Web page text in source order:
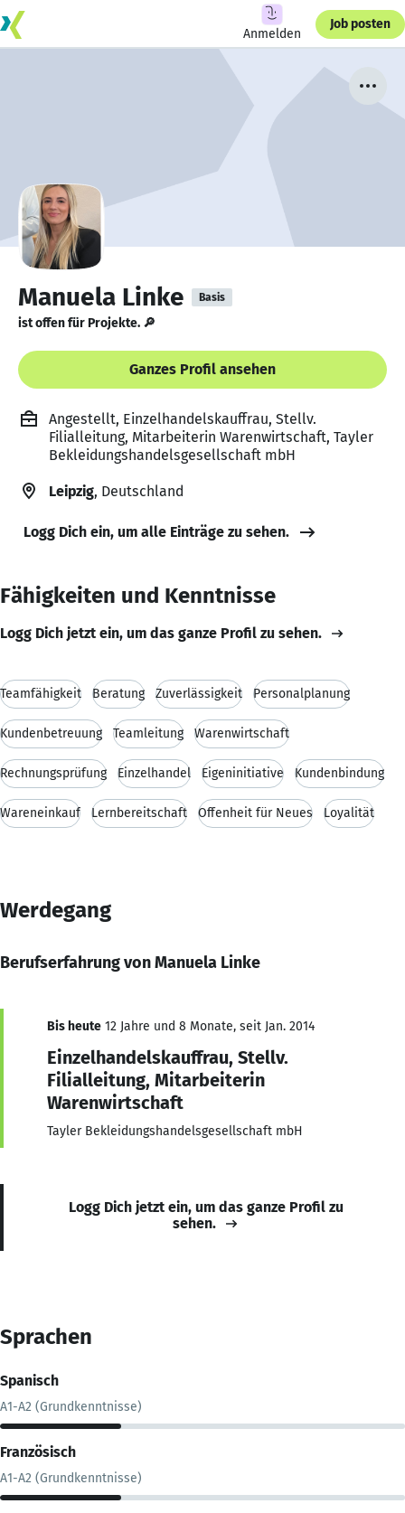
Anmelden
Job posten
Manuela Linke Basis
ist offen für Projekte. 🔎
Ganzes Profil ansehen
Angestellt, Einzelhandelskauffrau, Stellv.
Filialleitung, Mitarbeiterin Warenwirtschaft, Tayler
Bekleidungshandelsgesellschaft mbH
Leipzig, Deutschland
Logg Dich ein, um alle Einträge zu sehen.
Fähigkeiten und Kenntnisse
Logg Dich jetzt ein, um das ganze Profil zu sehen.
Teamfähigkeit Beratung Zuverlässigkeit Personalplanung
Kundenbetreuung Teamleitung Warenwirtschaft
Rechnungsprüfung Einzelhandel Eigeninitiative Kundenbindung
Wareneinkauf Lernbereitschaft Offenheit für Neues Loyalität
Werdegang
Berufserfahrung von Manuela Linke
Bis heute 12 Jahre und 8 Monate, seit Jan. 2014
Einzelhandelskauffrau, Stellv.
Filialleitung, Mitarbeiterin
Warenwirtschaft
Tayler Bekleidungshandelsgesellschaft mbH
Logg Dich jetzt ein, um das ganze Profil zu
sehen.
Sprachen
Spanisch
A1-A2 (Grundkenntnisse)
Französisch
A1-A2 (Grundkenntnisse)